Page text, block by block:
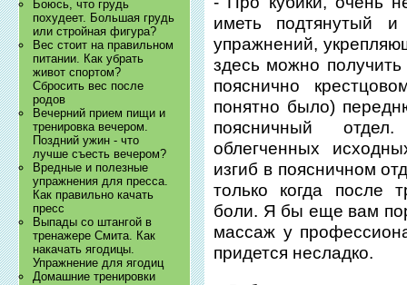
Боюсь, что грудь
похудеет. Большая грудь
или стройная фигура?
Вес стоит на правильном
питании. Как убрать
живот спортом?
Сбросить вес после
родов
Вечерний прием пищи и
тренировка вечером.
Поздний ужин - что
лучше съесть вечером?
Вредные и полезные
упражнения для пресса.
Как правильно качать
пресс
Выпады со штангой в
тренажере Смита. Как
накачать ягодицы.
Упражнение для ягодиц
Домашние тренировки
иметь подтянутый
упражнений,
здесь можно
пояснично
понятно было)
поясничный
облегченных
изгиб в поясничном
только когда после
боли. Я бы еще вам
массаж у
придется несладко.